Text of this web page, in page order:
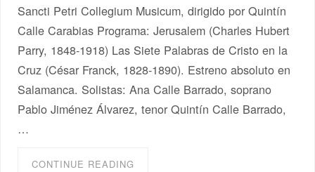
Sancti Petri Collegium Musicum, dirigido por Quintín
Calle Carabias Programa: Jerusalem (Charles Hubert
Parry, 1848-1918) Las Siete Palabras de Cristo en la
Cruz (César Franck, 1828-1890). Estreno absoluto en
Salamanca. Solistas: Ana Calle Barrado, soprano
Pablo Jiménez Álvarez, tenor Quintín Calle Barrado,
…
CONTINUE READING